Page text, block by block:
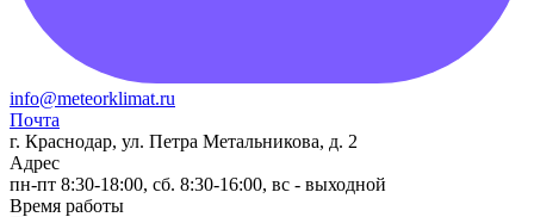
info@meteorklimat.ru
Почта
г. Краснодар, ул. Петра Метальникова, д. 2
Адрес
пн-пт 8:30-18:00, сб. 8:30-16:00, вс - выходной
Время работы